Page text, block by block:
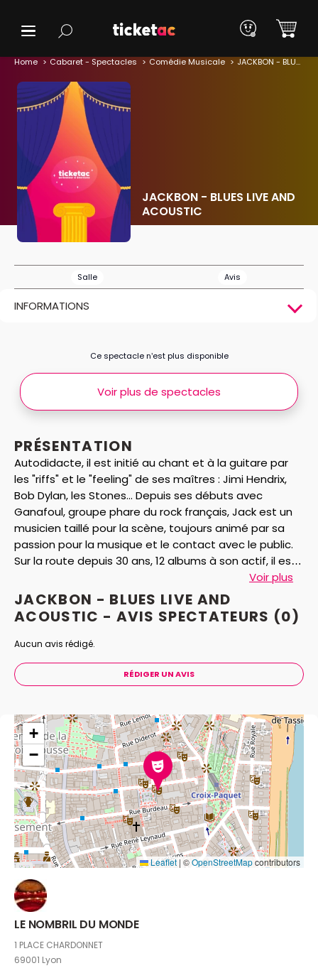
Home Cabaret - Spectacles Comédie Musicale JACKBON - BLUES LIVE AND ACOUSTIC
JACKBON - BLUES LIVE AND
ACOUSTIC
Salle Avis
INFORMATIONS
PRÉSENTATION
Autodidacte, il est initié au chant et à la guitare par
les "riffs" et le "feeling" de ses maîtres : Jimi Hendrix,
Bob Dylan, les Stones... Depuis ses débuts avec
Ganafoul, groupe phare du rock français, Jack est un
musicien taillé pour la scène, toujours animé par sa
passion pour la musique et le contact avec le public.
Sur la route depuis 30 ans, 12 albums à son actif, il est
reconnu aujourd’hui comme une des figures du blues
hexagonal. Avec son spectacle "Live and acoustic", il
revisite avec énergie et émotion les racines de la
musique afro américaine, blues, work songs, negro
spirituals, ragtime, rock & roll...
Voir plus
Ce spectacle n’est plus disponible
Voir plus de spectacles
JACKBON - BLUES LIVE AND
ACOUSTIC - AVIS SPECTATEURS (0)
Aucun avis rédigé.
RÉDIGER UN AVIS
+
−
Leaflet | ©OpenStreetMapcontributors
LE NOMBRIL DU MONDE
1 PLACE CHARDONNET
69001 Lyon